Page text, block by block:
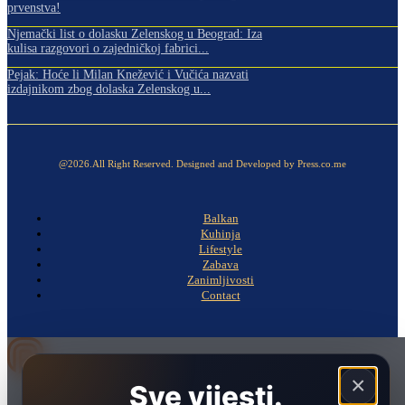
prvenstva!
Njemački list o dolasku Zelenskog u Beograd: Iza
kulisa razgovori o zajedničkoj fabrici...
Pejak: Hoće li Milan Knežević i Vučića nazvati
izdajnikom zbog dolaska Zelenskog u...
@2026.All Right Reserved. Designed and Developed by Press.co.me
Balkan
Kuhinja
Lifestyle
Zabava
Zanimljivosti
Contact
×
Sve vijesti.